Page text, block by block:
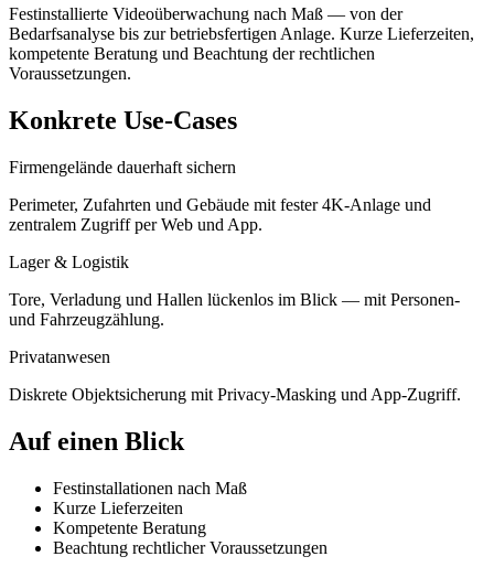
Festinstallierte Videoüberwachung nach Maß — von der
Bedarfsanalyse bis zur betriebsfertigen Anlage. Kurze Lieferzeiten,
kompetente Beratung und Beachtung der rechtlichen
Voraussetzungen.
Konkrete Use-Cases
Firmengelände dauerhaft sichern
Perimeter, Zufahrten und Gebäude mit fester 4K-Anlage und
zentralem Zugriff per Web und App.
Lager & Logistik
Tore, Verladung und Hallen lückenlos im Blick — mit Personen-
und Fahrzeugzählung.
Privatanwesen
Diskrete Objektsicherung mit Privacy-Masking und App-Zugriff.
Auf einen Blick
Festinstallationen nach Maß
Kurze Lieferzeiten
Kompetente Beratung
Beachtung rechtlicher Voraussetzungen